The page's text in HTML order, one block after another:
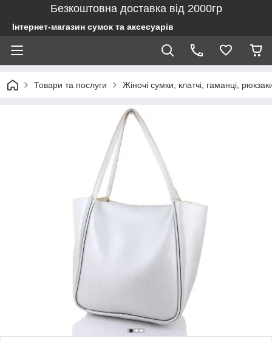
Безкоштовна доставка від 2000гр
Інтернет-магазин сумок та аксесуарів
Товари та послуги Жіночі сумки, клатчі, гаманці,